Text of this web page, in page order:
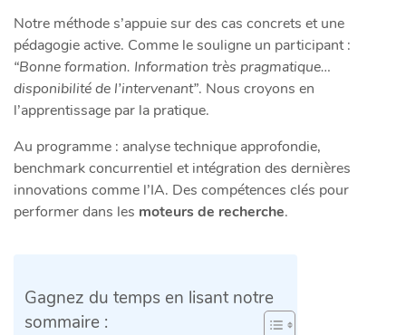
Notre méthode s’appuie sur des cas concrets et une
pédagogie active. Comme le souligne un participant :
“Bonne formation. Information très pragmatique…
disponibilité de l’intervenant”. Nous croyons en
l’apprentissage par la pratique.
Au programme : analyse technique approfondie,
benchmark concurrentiel et intégration des dernières
innovations comme l’IA. Des compétences clés pour
performer dans les moteurs de recherche.
Gagnez du temps en lisant notre
sommaire :